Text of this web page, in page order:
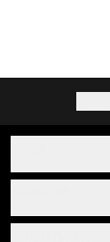
Over ons